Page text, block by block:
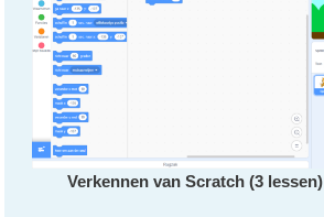
Verkennen van Scratch(3 lessen)